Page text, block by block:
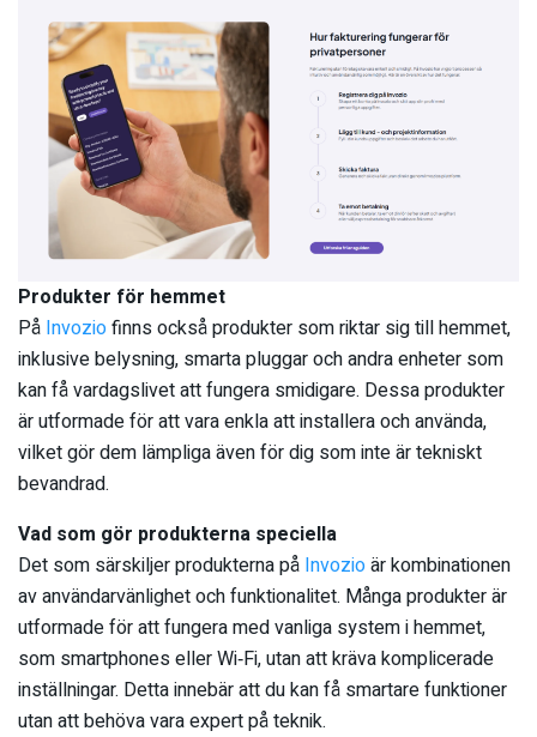
Produkter för hemmet
På Invoziofinns också produkter som riktar sig till hemmet,
inklusive belysning, smarta pluggar och andra enheter som
kan få vardagslivet att fungera smidigare. Dessa produkter
är utformade för att vara enkla att installera och använda,
vilket gör dem lämpliga även för dig som inte är tekniskt
bevandrad.
Vad som gör produkterna speciella
Det som särskiljer produkterna på Invozioär kombinationen
av användarvänlighet och funktionalitet. Många produkter är
utformade för att fungera med vanliga system i hemmet,
som smartphones eller Wi‑Fi, utan att kräva komplicerade
inställningar. Detta innebär att du kan få smartare funktioner
utan att behöva vara expert på teknik.